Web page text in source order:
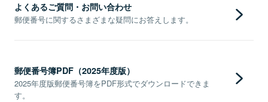
よくあるご質問・お問い合わせ
郵便番号に関するさまざまな疑問にお答えします。
郵便番号簿PDF（2025年度版）
2025年度版郵便番号簿をPDF形式でダウンロードできま
す。